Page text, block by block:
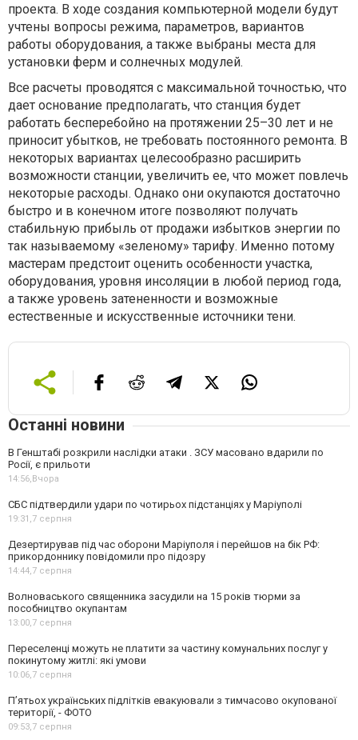
проекта. В ходе создания компьютерной модели будут
учтены вопросы режима, параметров, вариантов
работы оборудования, а также выбраны места для
установки ферм и солнечных модулей.
Все расчеты проводятся с максимальной точностью, что
дает основание предполагать, что станция будет
работать бесперебойно на протяжении 25–30 лет и не
приносит убытков, не требовать постоянного ремонта. В
некоторых вариантах целесообразно расширить
возможности станции, увеличить ее, что может повлечь
некоторые расходы. Однако они окупаются достаточно
быстро и в конечном итоге позволяют получать
стабильную прибыль от продажи избытков энергии по
так называемому «зеленому» тарифу. Именно потому
мастерам предстоит оценить особенности участка,
оборудования, уровня инсоляции в любой период года,
а также уровень затененности и возможные
естественные и искусственные источники тени.
Останні новини
В Генштабі розкрили наслідки атаки . ЗСУ масовано вдарили по
Росії, є прильоти
14:56,Вчора
СБС підтвердили удари по чотирьох підстанціях у Маріуполі
19:31,7 серпня
Дезертирував під час оборони Маріуполя і перейшов на бік РФ:
прикордоннику повідомили про підозру
14:44,7 серпня
Волноваського священника засудили на 15 років тюрми за
пособництво окупантам
13:00,7 серпня
Переселенці можуть не платити за частину комунальних послуг у
покинутому житлі: які умови
10:06,7 серпня
П’ятьох українських підлітків евакуювали з тимчасово окупованої
території, - ФОТО
09:53,7 серпня